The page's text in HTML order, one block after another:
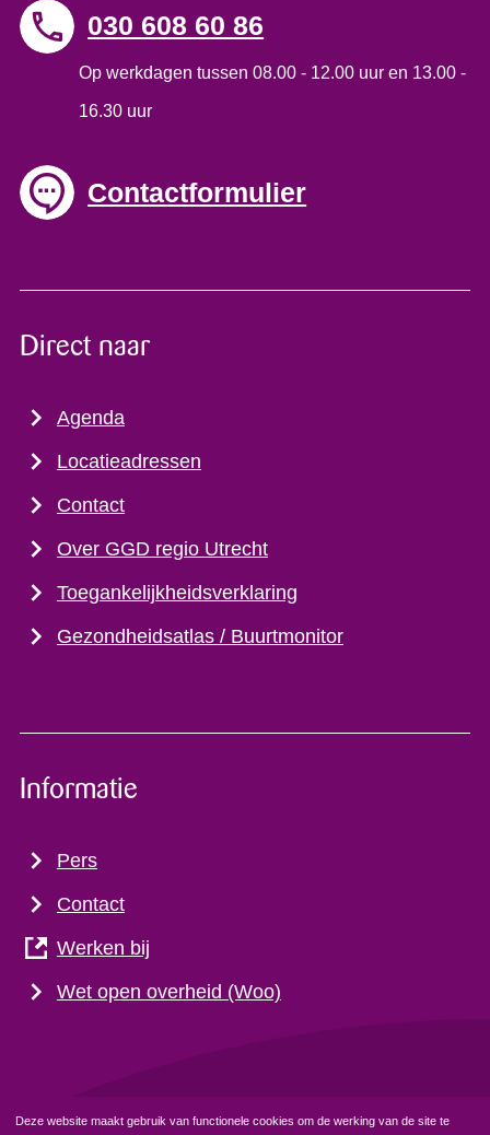
Deze website maakt gebruik van functionele cookies om de werking van de site te
030 608 60 86
Op werkdagen tussen 08.00 - 12.00 uur en 13.00 -
16.30 uur
Contactformulier
Direct naar
Agenda
Locatieadressen
Contact
Over GGD regio Utrecht
Toegankelijkheidsverklaring
Gezondheidsatlas / Buurtmonitor
Informatie
Pers
Contact
Werken bij
Wet open overheid (Woo)